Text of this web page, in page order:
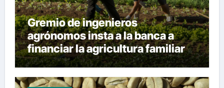
Gremio de ingenieros
agrónomos insta a la banca a
financiar la agricultura familiar